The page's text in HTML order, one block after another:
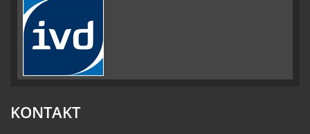
KONTAKT